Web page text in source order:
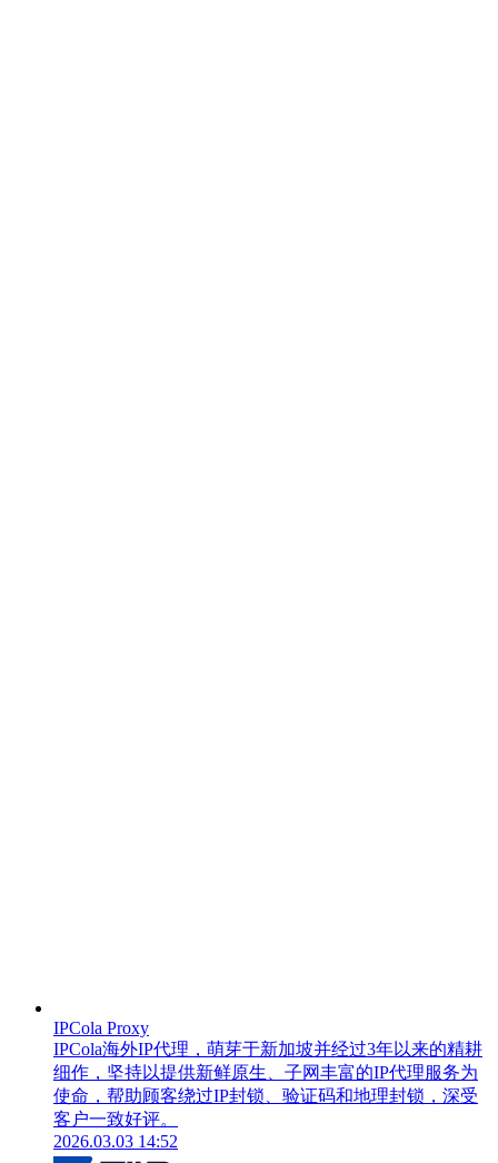
IPCola Proxy
IPCola海外IP代理，萌芽于新加坡并经过3年以来的精耕
细作，坚持以提供新鲜原生、子网丰富的IP代理服务为
使命，帮助顾客绕过IP封锁、验证码和地理封锁，深受
客户一致好评。
2026.03.03 14:52